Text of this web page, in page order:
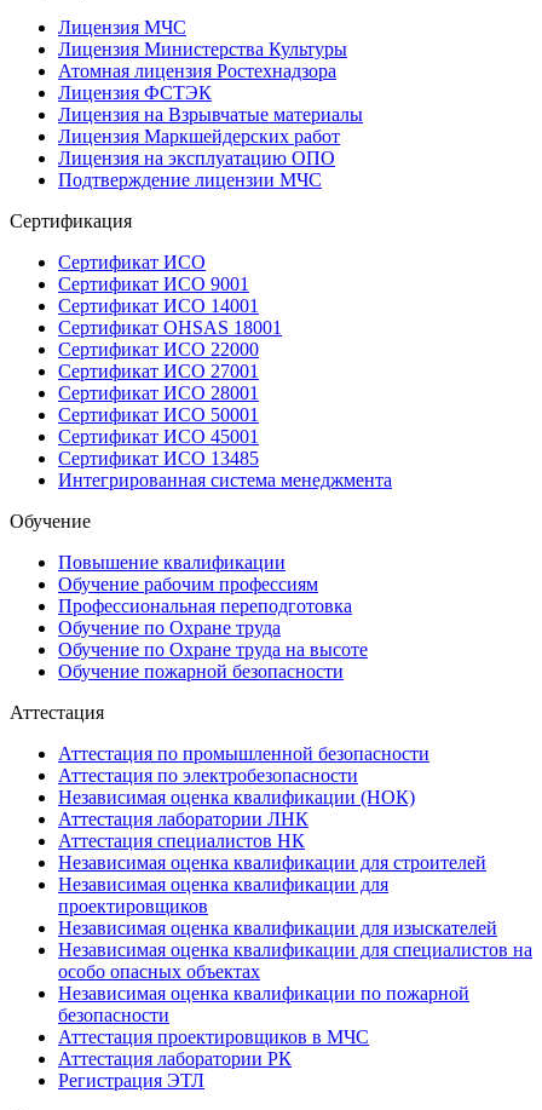
Лицензия МЧС
Лицензия Министерства Культуры
Атомная лицензия Ростехнадзора
Лицензия ФСТЭК
Лицензия на Взрывчатые материалы
Лицензия Маркшейдерских работ
Лицензия на эксплуатацию ОПО
Подтверждение лицензии МЧС
Сертификация
Сертификат ИСО
Сертификат ИСО 9001
Сертификат ИСО 14001
Сертификат OHSAS 18001
Сертификат ИСО 22000
Сертификат ИСО 27001
Сертификат ИСО 28001
Сертификат ИСО 50001
Сертификат ИСО 45001
Сертификат ИСО 13485
Интегрированная система менеджмента
Обучение
Повышение квалификации
Обучение рабочим профессиям
Профессиональная переподготовка
Обучение по Охране труда
Обучение по Охране труда на высоте
Обучение пожарной безопасности
Аттестация
Аттестация по промышленной безопасности
Аттестация по электробезопасности
Независимая оценка квалификации (НОК)
Аттестация лаборатории ЛНК
Аттестация специалистов НК
Независимая оценка квалификации для строителей
Независимая оценка квалификации для
проектировщиков
Независимая оценка квалификации для изыскателей
Независимая оценка квалификации для специалистов на
особо опасных объектах
Независимая оценка квалификации по пожарной
безопасности
Аттестация проектировщиков в МЧС
Аттестация лаборатории РК
Регистрация ЭТЛ